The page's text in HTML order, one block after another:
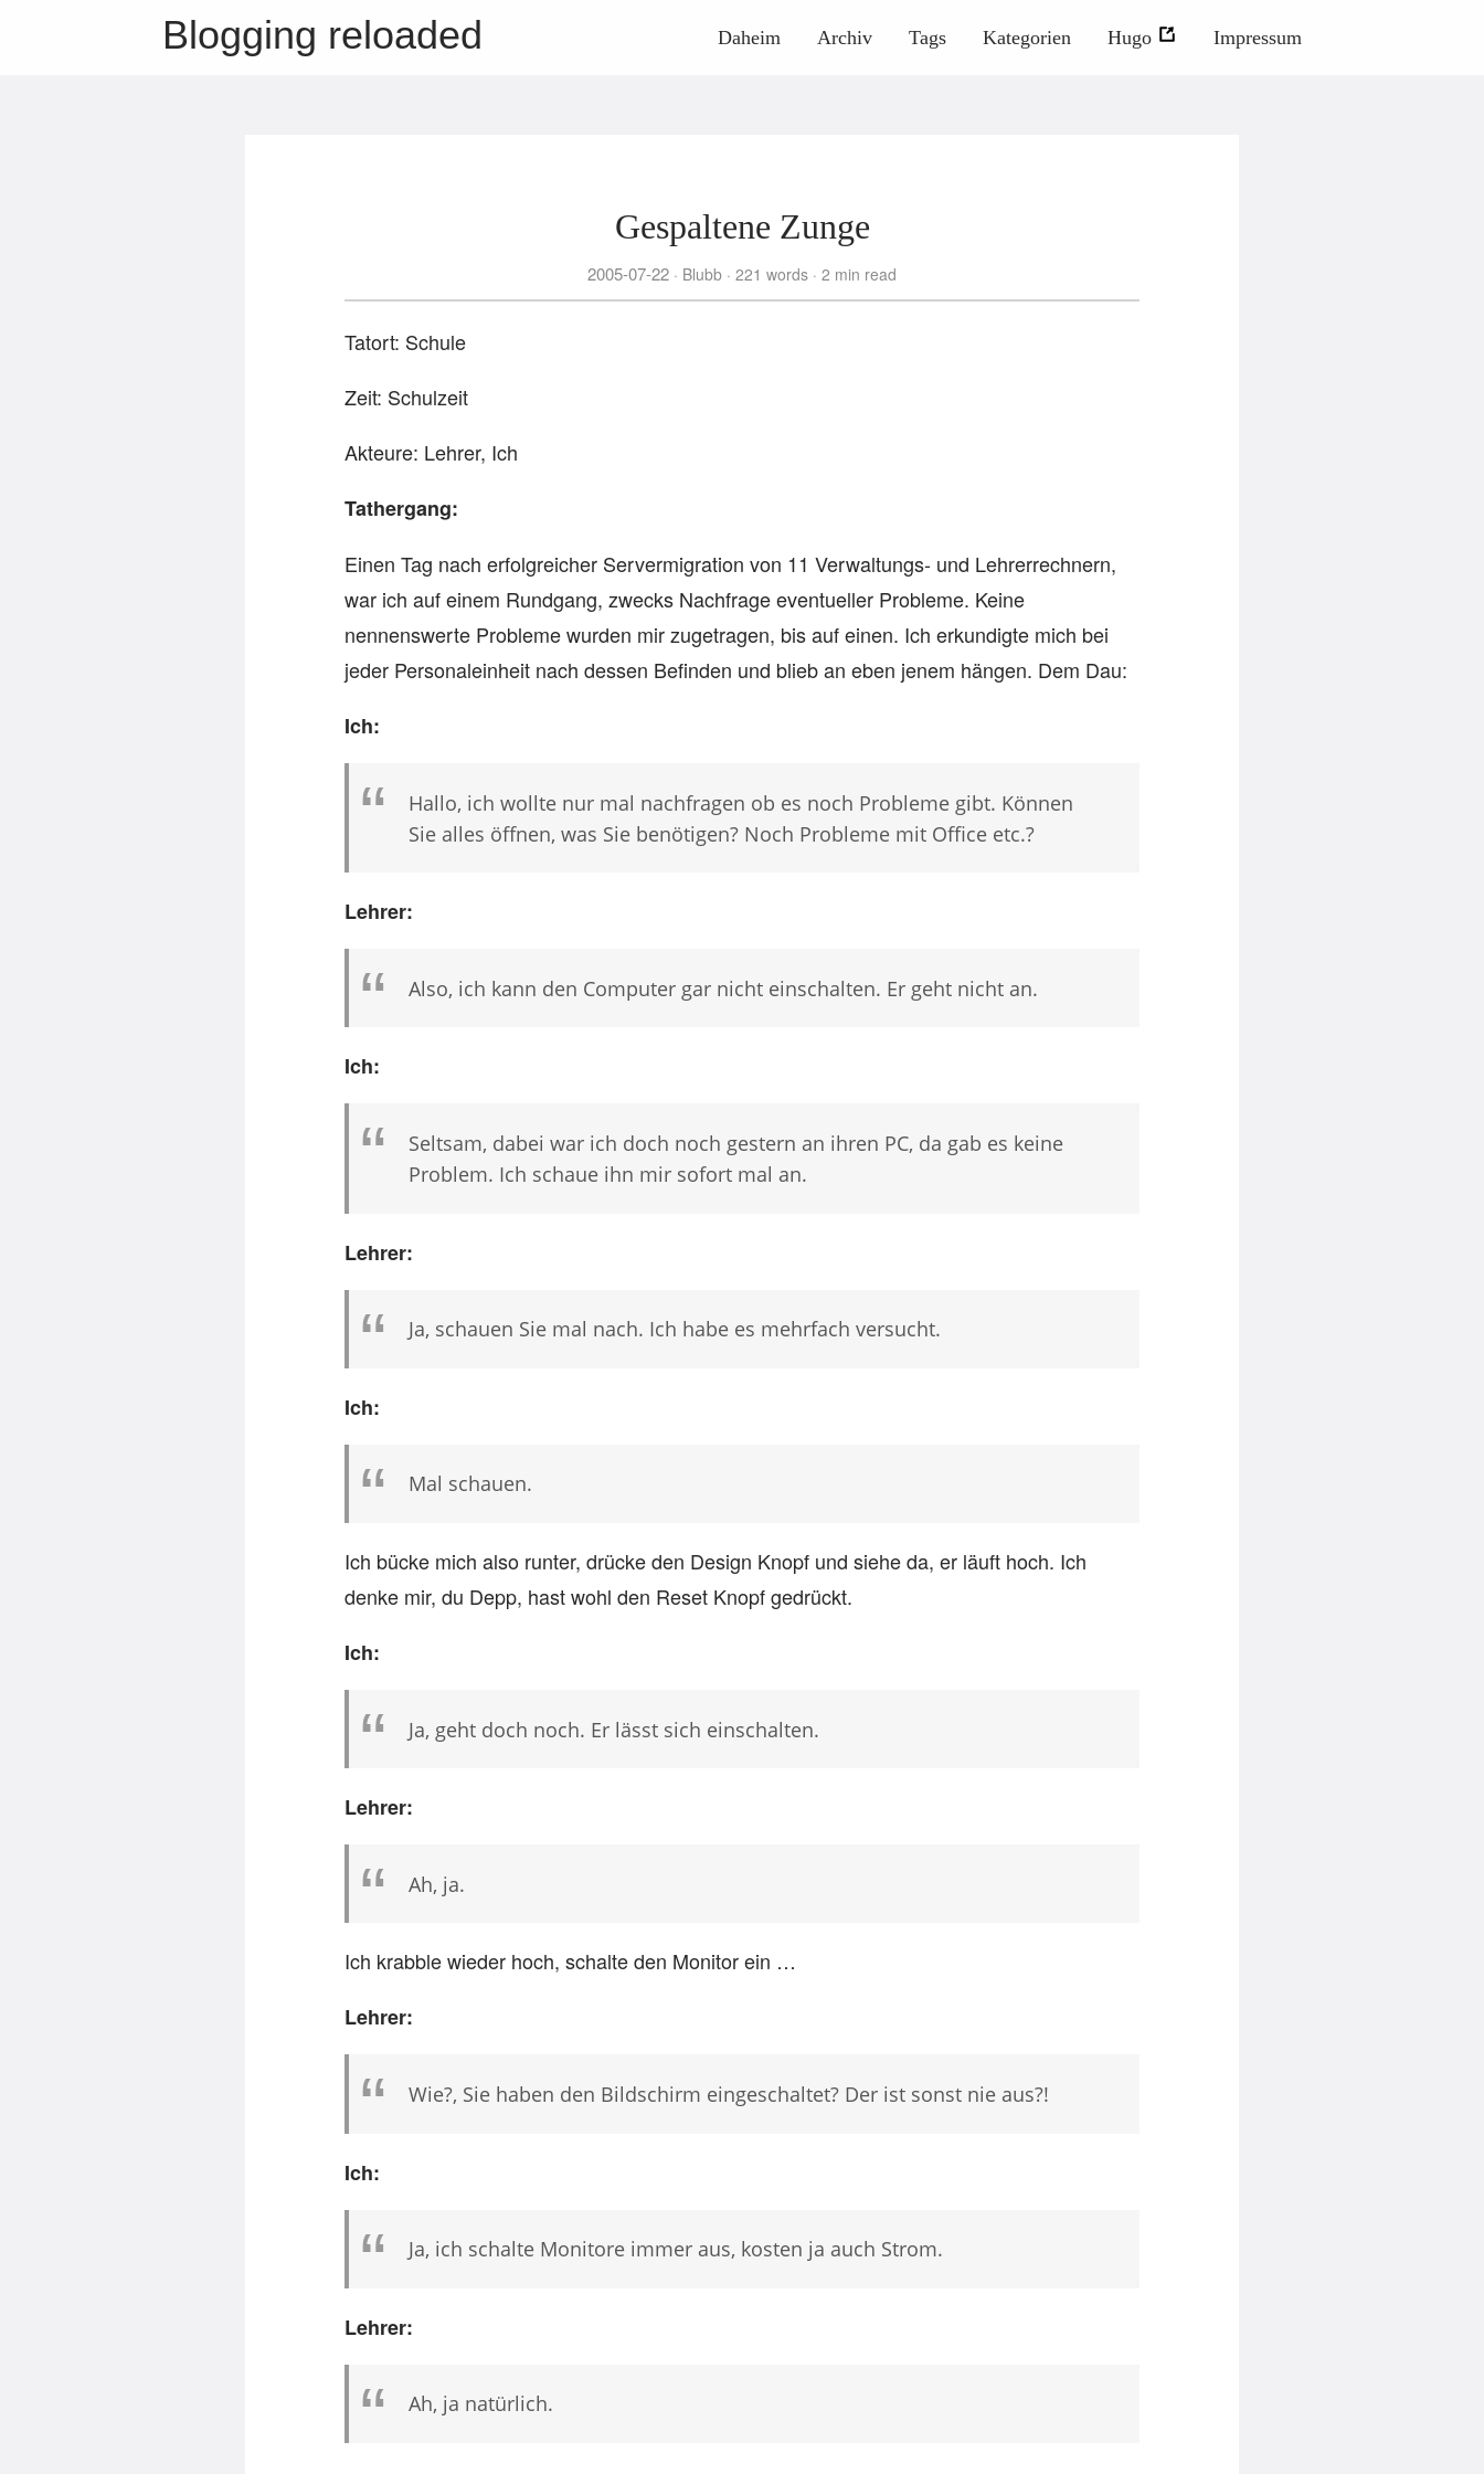
Blogging reloaded Daheim Archiv Tags Kategorien Hugo Impressum
Gespaltene Zunge
2005-07-22 Blubb 221 words 2 min read
Tatort: Schule
Zeit: Schulzeit
Akteure: Lehrer, Ich
Tathergang:
Einen Tag nach erfolgreicher Servermigration von 11 Verwaltungs- und Lehrerrechnern,
war ich auf einem Rundgang, zwecks Nachfrage eventueller Probleme. Keine
nennenswerte Probleme wurden mir zugetragen, bis auf einen. Ich erkundigte mich bei
jeder Personaleinheit nach dessen Befinden und blieb an eben jenem hängen. Dem Dau:
Ich:
Hallo, ich wollte nur mal nachfragen ob es noch Probleme gibt. Können
Sie alles öffnen, was Sie benötigen? Noch Probleme mit Office etc.?
Lehrer:
Also, ich kann den Computer gar nicht einschalten. Er geht nicht an.
Ich:
Seltsam, dabei war ich doch noch gestern an ihren PC, da gab es keine
Problem. Ich schaue ihn mir sofort mal an.
Lehrer:
Ja, schauen Sie mal nach. Ich habe es mehrfach versucht.
Ich:
Mal schauen.
Ich bücke mich also runter, drücke den Design Knopf und siehe da, er läuft hoch. Ich
denke mir, du Depp, hast wohl den Reset Knopf gedrückt.
Ich:
Ja, geht doch noch. Er lässt sich einschalten.
Lehrer:
Ah, ja.
Ich krabble wieder hoch, schalte den Monitor ein …
Lehrer:
Wie?, Sie haben den Bildschirm eingeschaltet? Der ist sonst nie aus?!
Ich:
Ja, ich schalte Monitore immer aus, kosten ja auch Strom.
Lehrer:
Ah, ja natürlich.